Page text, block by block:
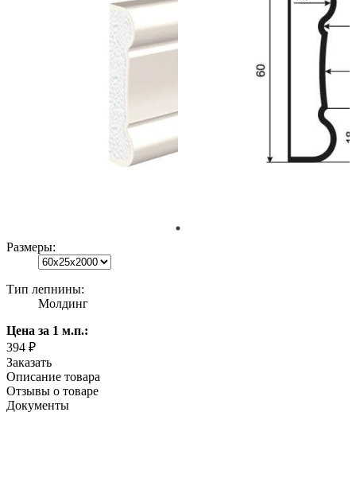
Размеры:
Тип лепнины:
Молдинг
Цена за 1 м.п.:
394 ₽
Заказать
Описание товара
Отзывы о товаре
Документы